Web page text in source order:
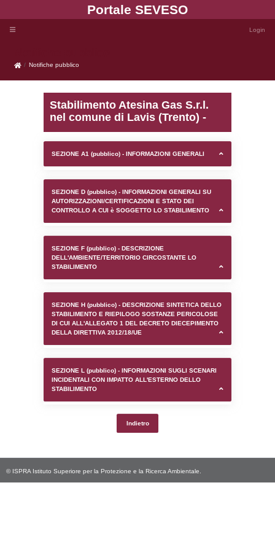
Portale
Notifiche pubblico
Notifiche pubblico
Stabilimento Atesina
nel comune di Lavis
SEZIONE A1 (pubblico) - INFORMAZIONI
SEZIONE D (pubblico) - INFORMAZIONI
AUTORIZZAZIONI/CERTIFICAZIONI E
CONTROLLO A CUI è SOGGETTO LO
SEZIONE F (pubblico) - DESCRIZIONE
SEZIONE H (pubblico) - DESCRIZIONE
STABILIMENTO E RIEPILOGO SOSTANZE